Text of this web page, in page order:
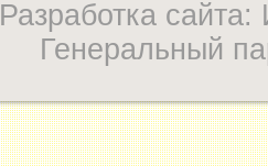
Разработка
Генеральный